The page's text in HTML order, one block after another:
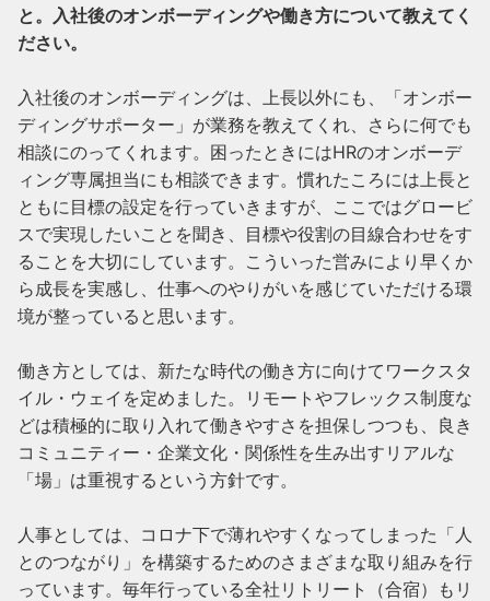
と。入社後のオンボーディングや働き方について教えてく
ださい。
入社後のオンボーディングは、上長以外にも、「オンボー
ディングサポーター」が業務を教えてくれ、さらに何でも
相談にのってくれます。困ったときにはHRのオンボーデ
ィング専属担当にも相談できます。慣れたころには上長と
ともに目標の設定を行っていきますが、ここではグロービ
スで実現したいことを聞き、目標や役割の目線合わせをす
ることを大切にしています。こういった営みにより早くか
ら成長を実感し、仕事へのやりがいを感じていただける環
境が整っていると思います。
働き方としては、新たな時代の働き方に向けてワークスタ
イル・ウェイを定めました。リモートやフレックス制度な
どは積極的に取り入れて働きやすさを担保しつつも、良き
コミュニティー・企業文化・関係性を生み出すリアルな
「場」は重視するという方針です。
人事としては、コロナ下で薄れやすくなってしまった「人
とのつながり」を構築するためのさまざまな取り組みを行
っています。毎年行っている全社リトリート（合宿）もリ